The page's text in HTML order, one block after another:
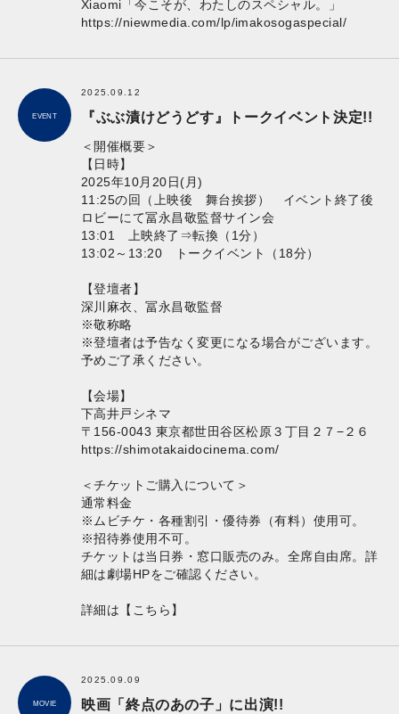
Xiaomi「今こそが、わたしのスペシャル。」
https://niewmedia.com/lp/imakosogaspecial/
EVENT
2025.09.12
『ぶぶ漬けどうどす』トークイベント決定!!
＜開催概要＞
【日時】
2025年10月20日(月)
11:25の回（上映後 舞台挨拶） イベント終了後
ロビーにて冨永昌敬監督サイン会
13:01 上映終了⇒転換（1分）
13:02～13:20 トークイベント（18分）
【登壇者】
深川麻衣、冨永昌敬監督
※敬称略
※登壇者は予告なく変更になる場合がございます。
予めご了承ください。
【会場】
下高井戸シネマ
〒156-0043 東京都世田谷区松原３丁目２７−２６
https://shimotakaidocinema.com/
＜チケットご購入について＞
通常料金
※ムビチケ・各種割引・優待券（有料）使用可。
※招待券使用不可。
チケットは当日券・窓口販売のみ。全席自由席。詳
細は劇場HPをご確認ください。
詳細は 【こちら】
MOVIE
2025.09.09
映画「終点のあの子」に出演!!